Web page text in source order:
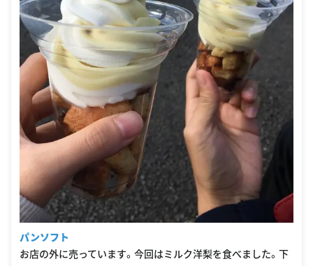
パンソフト
お店の外に売っています。今回はミルク洋梨を食べました。下